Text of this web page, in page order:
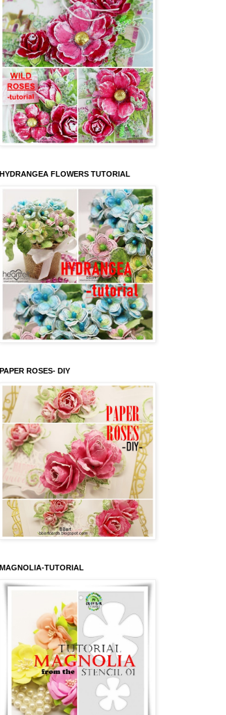
HYDRANGEA FLOWERS TUTORIAL
PAPER ROSES- DIY
MAGNOLIA-TUTORIAL